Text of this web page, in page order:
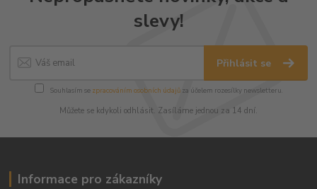
slevy!
Přihlásit se
Souhlasím se zpracováním osobních údajůza účelem rozesílky newsletteru.
Můžete se kdykoli odhlásit. Zasíláme jednou za 14 dní.
Informace pro zákazníky